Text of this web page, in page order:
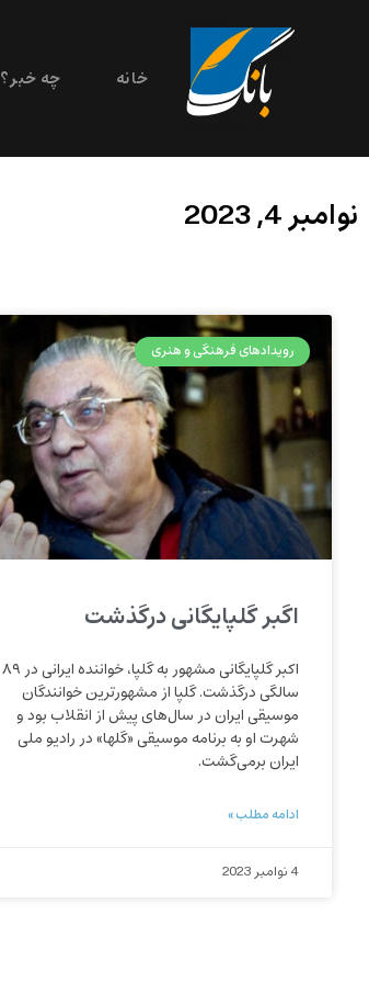
خانه چه خبر؟
نوامبر 4, 2023
رویدادهای فرهنگی و هنری
اگبر گلپایگانی درگذشت
اکبر گلپایگانی مشهور به گلپا، خواننده ایرانی در ۸۹
سالگی درگذشت. گلپا از مشهورترین خوانندگان
موسیقی ایران در سال‌های پیش از انقلاب بود و
شهرت او به برنامه‌ موسیقی «گلها» در رادیو ملی
ایران برمی‌گشت.
ادامه مطلب »
4 نوامبر 2023